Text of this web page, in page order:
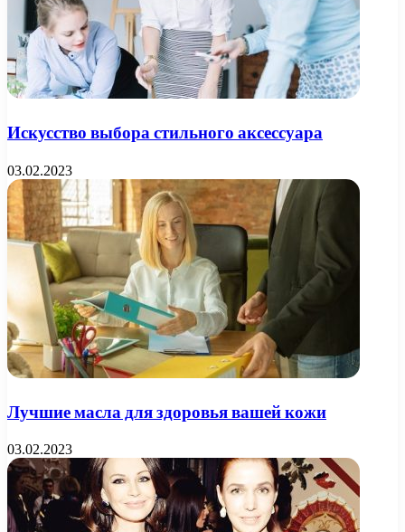
Искусство выбора стильного аксессуара
03.02.2023
Лучшие масла для здоровья вашей кожи
03.02.2023